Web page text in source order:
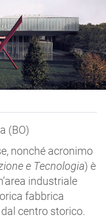
(BO)
nonché acronimo
e Tecnologia) è
industriale
fabbrica
centro storico.